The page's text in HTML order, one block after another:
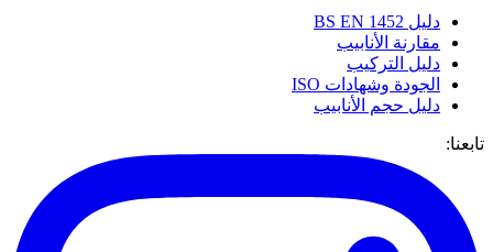
دليل BS EN 1452
مقارنة الأنابيب
دليل التركيب
الجودة وشهادات ISO
دليل حجم الأنابيب
تابعنا: